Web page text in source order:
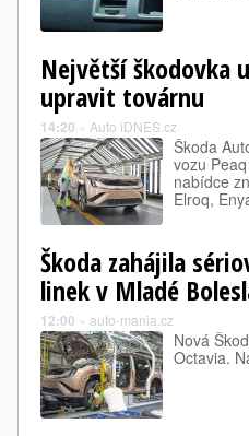
Největší škodovka
upravit továrnu
14:20 » Auto iDNES.cz
Škoda
vozu
nabídce
Elroq,
Škoda zahájila
linek v Mladé
12:00 » auto-mania.cz
Nová
Octavia.